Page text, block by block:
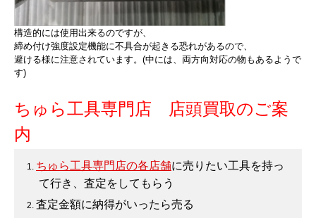
構造的には使用出来るのですが、
締め付け強度設定機能に不具合が起きる恐れがあるので、
避ける様に注意されています。(中には、両方向対応の物もあるようで
す)
ちゅら工具専門店 店頭買取のご案
内
ちゅら工具専門店の各店舗に売りたい工具を持っ
て行き、査定をしてもらう
査定金額に納得がいったら売る